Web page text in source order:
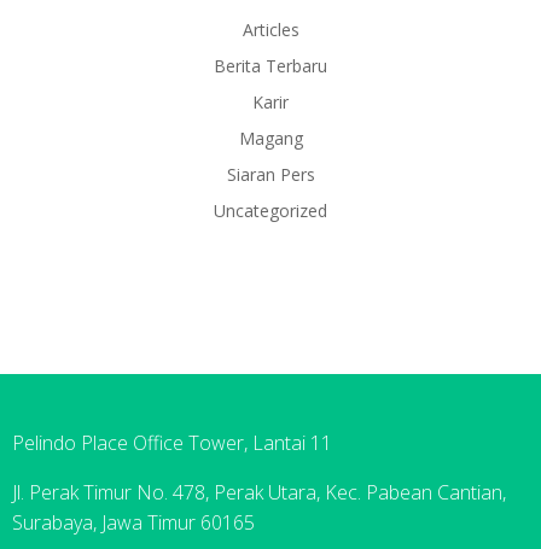
Articles
Berita Terbaru
Karir
Magang
Siaran Pers
Uncategorized
Pelindo Place Office Tower, Lantai 11
Jl. Perak Timur No. 478, Perak Utara, Kec. Pabean Cantian,
Surabaya, Jawa Timur 60165